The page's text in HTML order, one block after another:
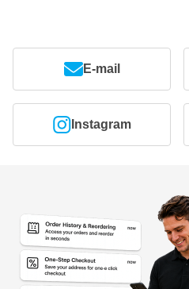
E-mail
Instagram